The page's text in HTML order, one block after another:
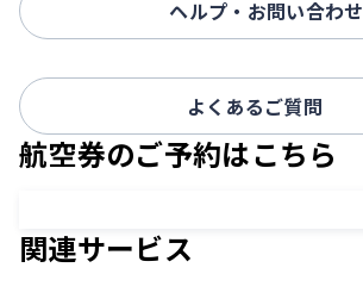
ヘルプ・お問い合わせ
よくあるご質問
航空券のご予約はこちら
関連サービス